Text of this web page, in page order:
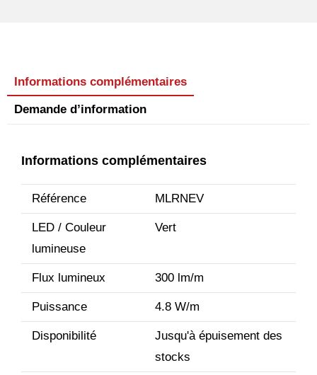
Informations complémentaires
Demande d’information
Informations complémentaires
Référence MLRNEV
LED / Couleur
lumineuse
Vert
Flux lumineux 300 lm/m
Puissance 4.8 W/m
Disponibilité
Jusqu'à épuisement des
stocks